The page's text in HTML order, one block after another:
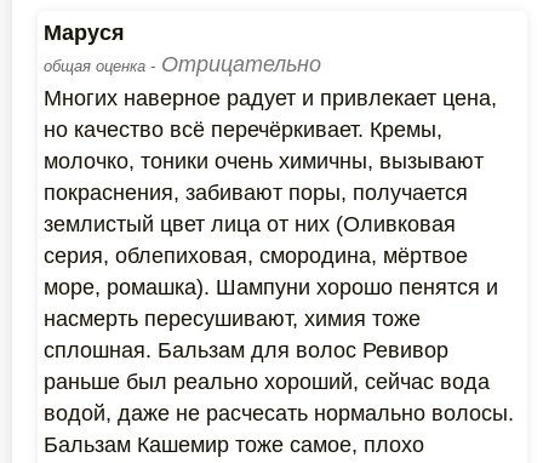
Маруся
общая оценка - Отрицательно
Многих наверное радует и привлекает цена,
но качество всё перечёркивает. Кремы,
молочко, тоники очень химичны, вызывают
покраснения, забивают поры, получается
землистый цвет лица от них (Оливковая
серия, облепиховая, смородина, мёртвое
море, ромашка). Шампуни хорошо пенятся и
насмерть пересушивают, химия тоже
сплошная. Бальзам для волос Ревивор
раньше был реально хороший, сейчас вода
водой, даже не расчесать нормально волосы.
Бальзам Кашемир тоже самое, плохо